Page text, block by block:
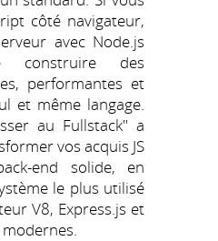
côté navigateur,
avec Node.js
construire des
performantes et
et même langage.
au Fullstack" a
vos acquis JS
end solide, en
le plus utilisé
V8, Express.js et